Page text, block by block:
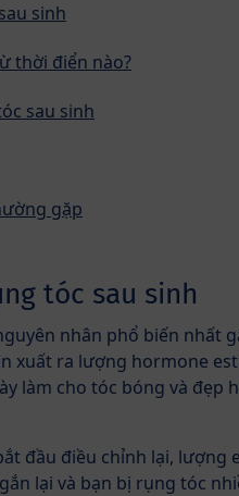
sinh
thời điển nào?
sau sinh
gặp
tóc sau sinh
nhân phổ biến nhất
xuất ra lượng hormone
làm cho tóc bóng và đẹp
đầu điều chỉnh lại,
lại và bạn bị rụng tóc